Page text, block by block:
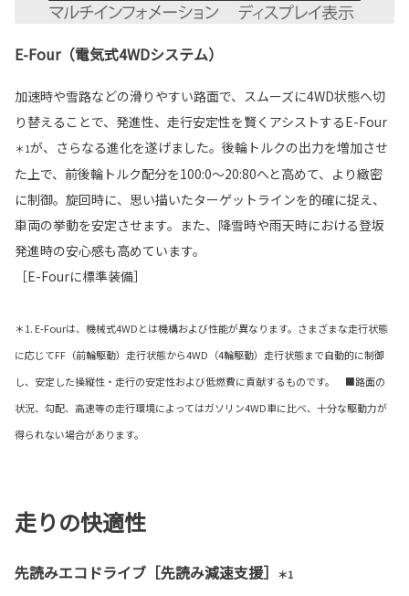
E-Four（電気式4WDシステム）
加速時や雪路などの滑りやすい路面で、スムーズに4WD状態へ切
り替えることで、発進性、走行安定性を賢くアシストするE-Four
＊1が、さらなる進化を遂げました。後輪トルクの出力を増加させ
た上で、前後輪トルク配分を100:0～20:80へと高めて、より緻密
に制御。旋回時に、思い描いたターゲットラインを的確に捉え、
車両の挙動を安定させます。また、降雪時や雨天時における登坂
発進時の安心感も高めています。
［E-Fourに標準装備］
＊1. E-Fourは、機械式4WDとは機構および性能が異なります。さまざまな走行状態
に応じてFF（前輪駆動）走行状態から4WD（4輪駆動）走行状態まで自動的に制御
し、安定した操縦性・走行の安定性および低燃費に貢献するものです。 ■路面の
状況、勾配、高速等の走行環境によってはガソリン4WD車に比べ、十分な駆動力が
得られない場合があります。
走りの快適性
先読みエコドライブ［先読み減速支援］ ＊1